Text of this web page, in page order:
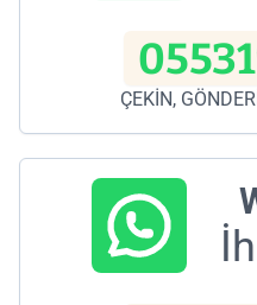
ÇEKİN,